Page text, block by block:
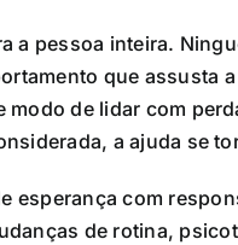
a pessoa inteira.
que assusta
modo de lidar com
a ajuda se
esperança com
de rotina,